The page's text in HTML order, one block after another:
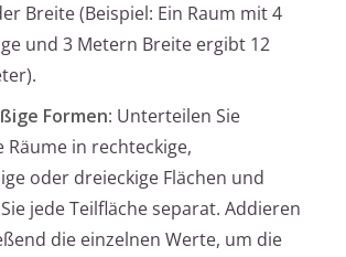
Breite (Beispiel: Ein Raum mit 4
und 3 Metern Breite ergibt 12
Formen: Unterteilen Sie
Räume in rechteckige,
oder dreieckige Flächen und
jede Teilfläche separat. Addieren
die einzelnen Werte, um die